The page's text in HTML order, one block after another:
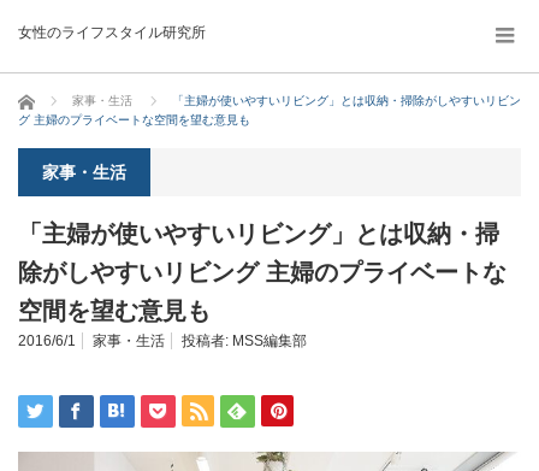
女性のライフスタイル研究所
ホーム 家事・生活
「主婦が使いやすいリビング」とは収納・掃除がしやすいリビン
グ 主婦のプライベートな空間を望む意見も
家事・生活
「主婦が使いやすいリビング」とは収納・掃
除がしやすいリビング 主婦のプライベートな
空間を望む意見も
2016/6/1 家事・生活 投稿者: MSS編集部